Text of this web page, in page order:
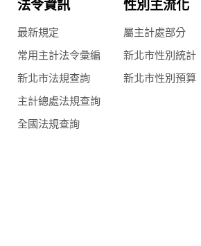
法令資訊
最新規定
常用主計法令彙編
新北市法規查詢
主計總處法規查詢
全國法規查詢
性別主流化
屬主計處部分
新北市性別統計
新北市性別預算